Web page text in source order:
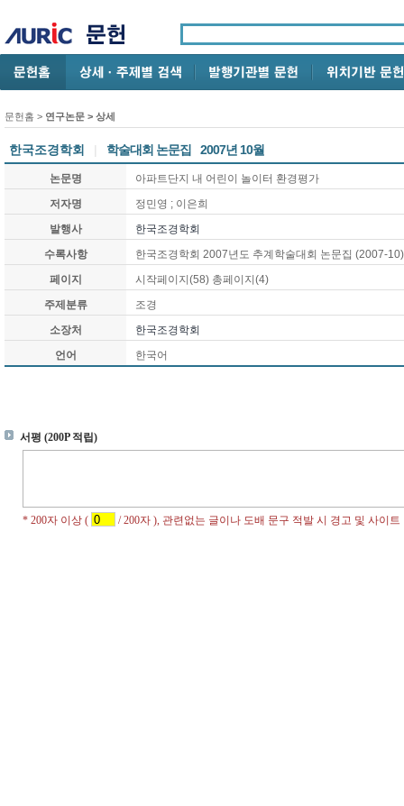
문헌홈 > 연구논문 > 상세
한국조경학회 | 학술대회 논문집 2007년 10월
논문명
아파트단지 내 어린이 놀이터 환경평가
저자명
정민영 ; 이은희
발행사
한국조경학회
수록사항
한국조경학회 2007년도 추계학술대회 논문집 (2007-10)
페이지
시작페이지(58) 총페이지(4)
주제분류
조경
소장처
한국조경학회
언어
한국어